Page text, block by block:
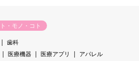
・モノ・コト
歯科
医療機器 医療アプリ
アパレル